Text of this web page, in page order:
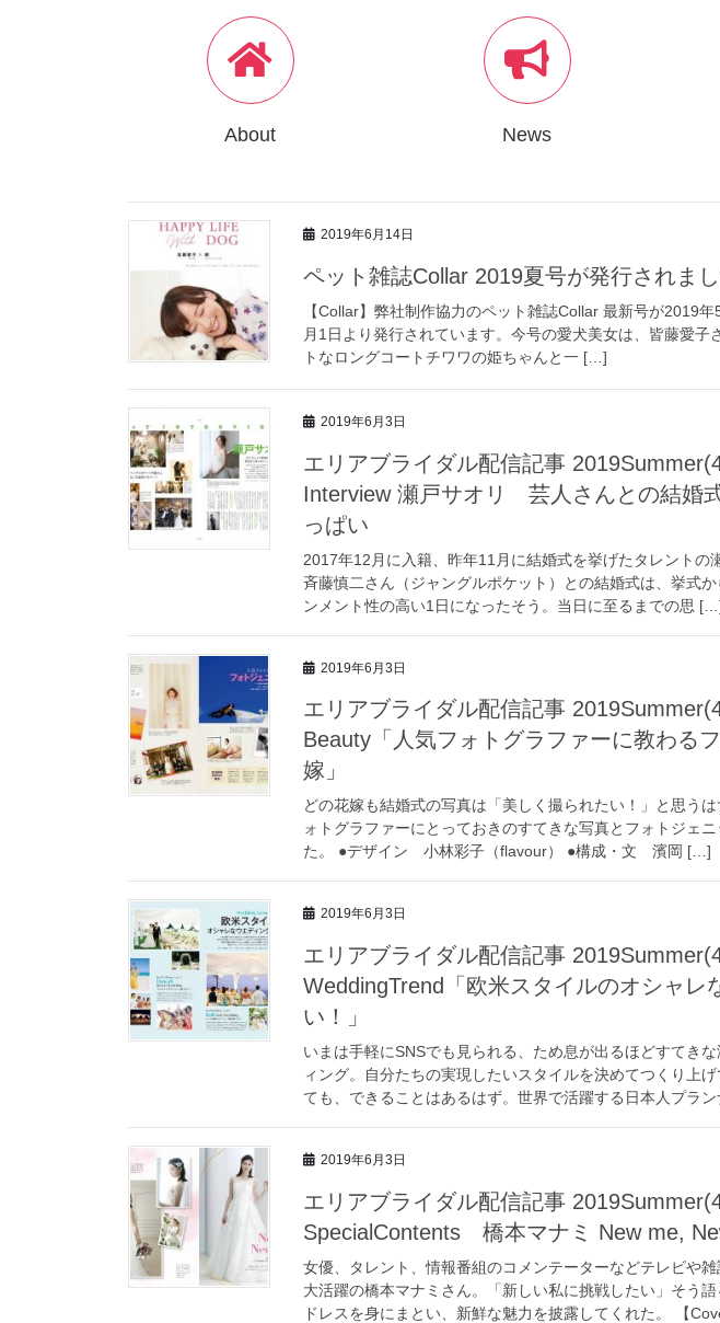
About News
2019年6月14日
ペット雑誌Collar 2019夏号が発行されま
【Collar】弊社制作協力のペット雑誌Collar 最新号が2019
月1日より発行されています。今号の愛犬美女は、皆藤愛子
トなロングコートチワワの姫ちゃんと一 […]
2019年6月3日
エリアブライダル配信記事
Interview 瀬戸サオリ 芸人さんとの結婚
っぱい
2017年12月に入籍、昨年11月に結婚式を挙げたタレントの
斉藤慎二さん（ジャングルポケット）との結婚式は、挙式
ンメント性の高い1日になったそう。当日に至るまでの思
2019年6月3日
エリアブライダル配信記事
Beauty「人気フォトグラファーに教わる
嫁」
どの花嫁も結婚式の写真は「美しく撮られたい！」と思う
ォトグラファーにとっておきのすてきな写真とフォトジェ
た。 ●デザイン 小林彩子（flavour） ●構成・文 濱岡 […]
2019年6月3日
エリアブライダル配信記事
WeddingTrend「欧米スタイルのオシャレ
い！」
いまは手軽にSNSでも見られる、ため息が出るほどすてき
ィング。自分たちの実現したいスタイルを決めてつくり上
ても、できることはあるはず。世界で活躍する日本人プラ
2019年6月3日
エリアブライダル配信記事
SpecialContents 橋本マナミ New me,
女優、タレント、情報番組のコメンテーターなどテレビや
大活躍の橋本マナミさん。「新しい私に挑戦したい」そう
ドレスを身にまとい、新鮮な魅力を披露してくれた。 【